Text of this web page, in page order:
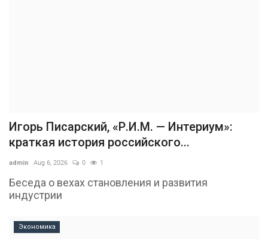
Игорь Писарский, «Р.И.М. — Интериум»:
краткая история российского...
admin Aug 6, 2026 0 1
Беседа о вехах становления и развития
индустрии
Экономика